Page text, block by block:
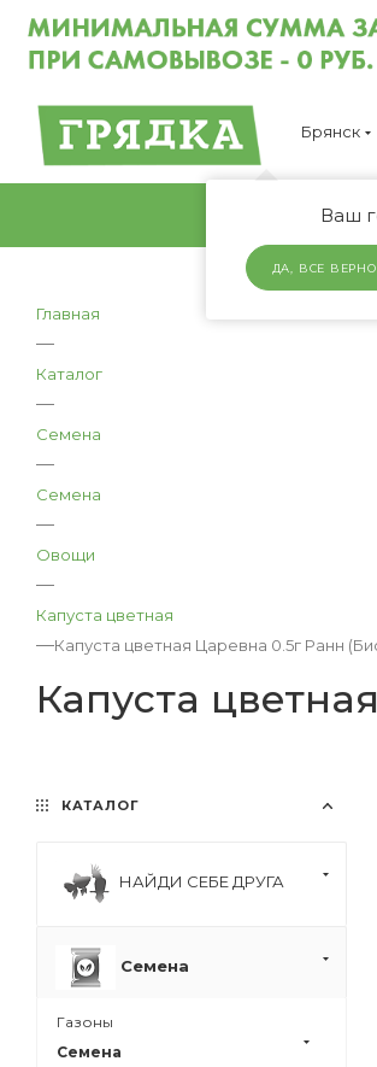
Брянск
Ваш
ДА, ВСЕ ВЕРНО
Главная
—
Каталог
—
Семена
—
Семена
—
Овощи
—
Капуста цветная
—Капуста цветная Царевна 0.5г Ранн
Капуста
КАТАЛОГ
НАЙДИ СЕБЕ ДРУГА
Семена
Газоны
Семена